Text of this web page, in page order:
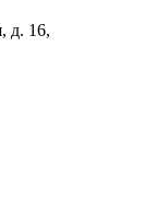
д. 16,